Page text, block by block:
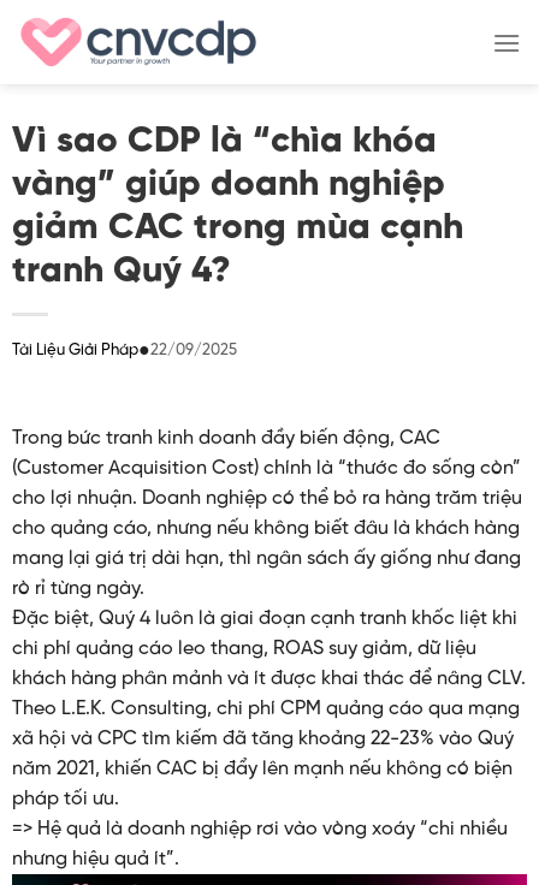
Skip
Vì sao CDP là “chìa khóa
vàng” giúp doanh nghiệp
giảm CAC trong mùa cạnh
tranh Quý 4?
Tài Liệu Giải Pháp●22/09/2025
Trong bức tranh kinh doanh đầy biến động, CAC
(Customer Acquisition Cost) chính là “thước đo sống còn”
cho lợi nhuận. Doanh nghiệp có thể bỏ ra hàng trăm triệu
cho quảng cáo, nhưng nếu không biết đâu là khách hàng
mang lại giá trị dài hạn, thì ngân sách ấy giống như đang
rò rỉ từng ngày.
Đặc biệt, Quý 4 luôn là giai đoạn cạnh tranh khốc liệt khi
chi phí quảng cáo leo thang, ROAS suy giảm, dữ liệu
khách hàng phân mảnh và ít được khai thác để nâng CLV.
Theo L.E.K. Consulting, chi phí CPM quảng cáo qua mạng
xã hội và CPC tìm kiếm đã tăng khoảng 22-23% vào Quý
năm 2021, khiến CAC bị đẩy lên mạnh nếu không có biện
pháp tối ưu.
=> Hệ quả là doanh nghiệp rơi vào vòng xoáy “chi nhiều
nhưng hiệu quả ít”.